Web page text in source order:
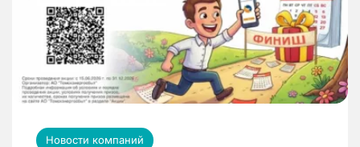
Новости компаний